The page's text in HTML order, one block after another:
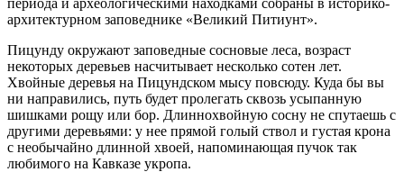
архитектурном заповеднике «Великий Питиунт».
Пицунду окружают заповедные сосновые леса, возраст
некоторых деревьев насчитывает несколько сотен лет.
Хвойные деревья на Пицундском мысу повсюду. Куда бы вы
ни направились, путь будет пролегать сквозь усыпанную
шишками рощу или бор. Длиннохвойную сосну не спутаешь с
другими деревьями: у нее прямой голый ствол и густая крона
с необычайно длинной хвоей, напоминающая пучок так
любимого на Кавказе укропа.